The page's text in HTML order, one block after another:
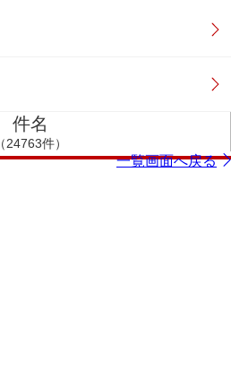
件名
（24763件）
一覧画面へ戻る